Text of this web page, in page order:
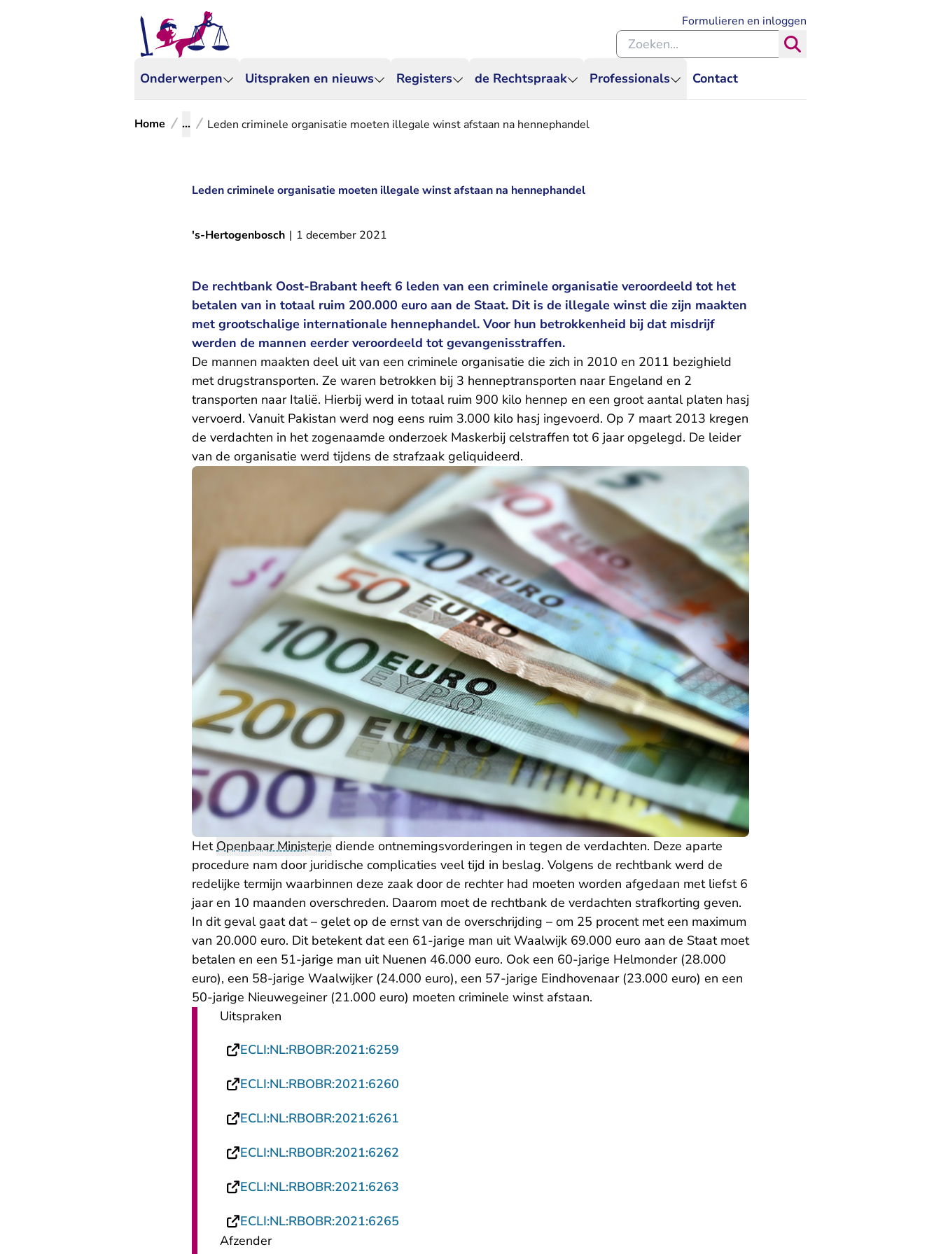
Onderwerpen Uitspraken en nieuws Registers de Rechtspraak Professionals Contact
Formulieren en inloggen
Zoeken binnen de Rechtspraak
Home ... Leden criminele organisatie moeten illegale winst afstaan na hennephandel
Leden criminele organisatie moeten illegale winst afstaan na hennephandel
's-Hertogenbosch | 1 december 2021
De rechtbank Oost-Brabant heeft 6 leden van een criminele organisatie veroordeeld tot het
betalen van in totaal ruim 200.000 euro aan de Staat. Dit is de illegale winst die zijn maakten
met grootschalige internationale hennephandel. Voor hun betrokkenheid bij dat misdrijf
werden de mannen eerder veroordeeld tot gevangenisstraffen.
De mannen maakten deel uit van een criminele organisatie die zich in 2010 en 2011 bezighield
met drugstransporten. Ze waren betrokken bij 3 henneptransporten naar Engeland en 2
transporten naar Italië. Hierbij werd in totaal ruim 900 kilo hennep en een groot aantal platen hasj
vervoerd. Vanuit Pakistan werd nog eens ruim 3.000 kilo hasj ingevoerd. Op 7 maart 2013 kregen
de verdachten in het zogenaamde onderzoek Maskerbij celstraffen tot 6 jaar opgelegd. De leider
van de organisatie werd tijdens de strafzaak geliquideerd.
HetOpenbaar Ministerie diende ontnemingsvorderingen in tegen de verdachten. Deze aparte
procedure nam door juridische complicaties veel tijd in beslag. Volgens de rechtbank werd de
redelijke termijn waarbinnen deze zaak door de rechter had moeten worden afgedaan met liefst 6
jaar en 10 maanden overschreden. Daarom moet de rechtbank de verdachten strafkorting geven.
In dit geval gaat dat – gelet op de ernst van de overschrijding – om 25 procent met een maximum
van 20.000 euro. Dit betekent dat een 61-jarige man uit Waalwijk 69.000 euro aan de Staat moet
betalen en een 51-jarige man uit Nuenen 46.000 euro. Ook een 60-jarige Helmonder (28.000
euro), een 58-jarige Waalwijker (24.000 euro), een 57-jarige Eindhovenaar (23.000 euro) en een
50-jarige Nieuwegeiner (21.000 euro) moeten criminele winst afstaan.
Uitspraken
ECLI:NL:RBOBR:2021:6259
ECLI:NL:RBOBR:2021:6260
ECLI:NL:RBOBR:2021:6261
ECLI:NL:RBOBR:2021:6262
ECLI:NL:RBOBR:2021:6263
ECLI:NL:RBOBR:2021:6265
Afzender